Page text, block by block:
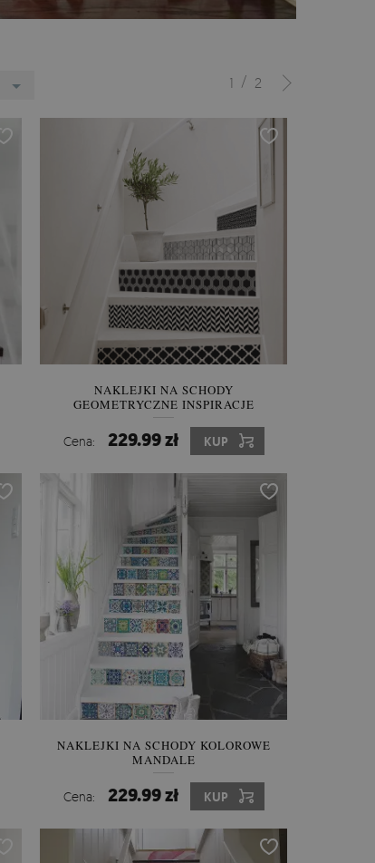
1 / 2
NAKLEJKI NA SCHODY
GEOMETRYCZNE INSPIRACJE
Cena: 229.99 zł KUP
NAKLEJKI NA SCHODY KOLOROWE
MANDALE
Cena: 229.99 zł KUP